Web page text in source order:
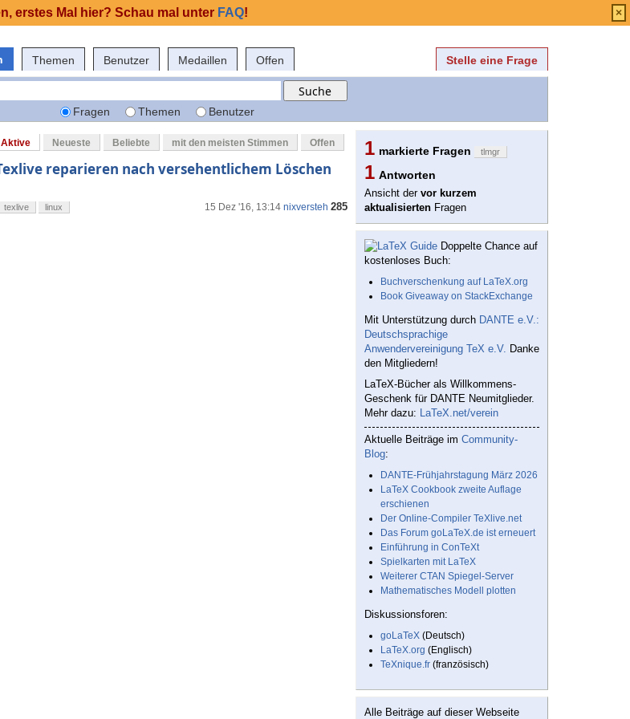
Themen Benutzer Medaillen Offen Stelle eine Frage
Fragen Themen Benutzer
Aktive Neueste Beliebte mit den meisten Stimmen Offen
reparieren nach versehentlichem Löschen
15 Dez '16, 13:14 nixversteh 285
texlive linux
1 markierte Fragen tlmgr
1 Antworten
Ansicht der vor kurzem
aktualisierten Fragen
Doppelte Chance auf
kostenloses Buch:
Buchverschenkung auf LaTeX.org
Book Giveaway on StackExchange
Mit Unterstützung durch DANTE e.V.:
Deutschsprachige
Anwendervereinigung TeX e.V. Danke
den Mitgliedern!
LaTeX-Bücher als Willkommens-
Geschenk für DANTE Neumitglieder.
Mehr dazu: LaTeX.net/verein
Aktuelle Beiträge im Community-
Blog:
DANTE-Frühjahrstagung März 2026
LaTeX Cookbook zweite Auflage
erschienen
Der Online-Compiler TeXlive.net
Das Forum goLaTeX.de ist erneuert
Einführung in ConTeXt
Spielkarten mit LaTeX
Weiterer CTAN Spiegel-Server
Mathematisches Modell plotten
Diskussionsforen:
goLaTeX (Deutsch)
LaTeX.org (Englisch)
TeXnique.fr (französisch)
Alle Beiträge auf dieser Webseite
erstes Mal hier? Schau mal unter FAQ! ×